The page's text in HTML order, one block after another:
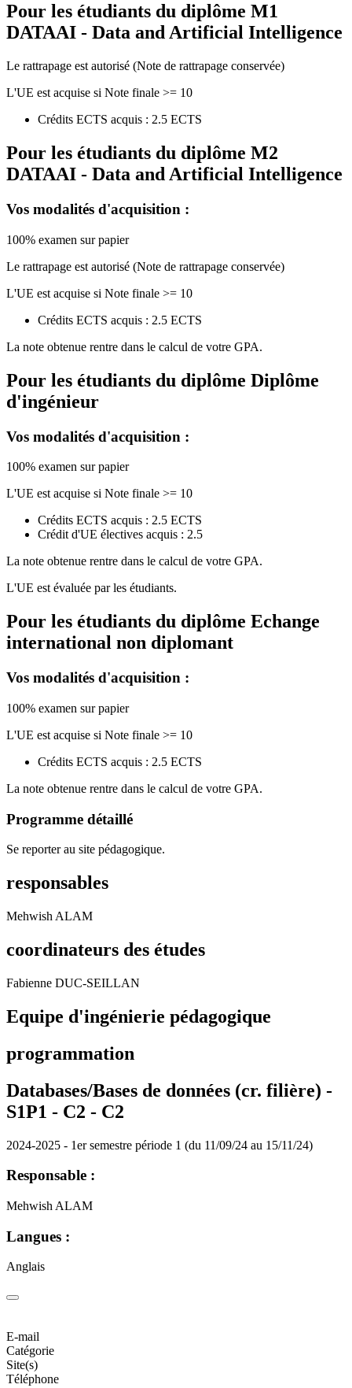
Pour les étudiants du diplôme M1
DATAAI - Data and Artificial Intelligence
Le rattrapage est autorisé (Note de rattrapage conservée)
L'UE est acquise si Note finale >= 10
Crédits ECTS acquis : 2.5 ECTS
Pour les étudiants du diplôme M2
DATAAI - Data and Artificial Intelligence
Vos modalités d'acquisition :
100% examen sur papier
Le rattrapage est autorisé (Note de rattrapage conservée)
L'UE est acquise si Note finale >= 10
Crédits ECTS acquis : 2.5 ECTS
La note obtenue rentre dans le calcul de votre GPA.
Pour les étudiants du diplôme Diplôme
d'ingénieur
Vos modalités d'acquisition :
100% examen sur papier
L'UE est acquise si Note finale >= 10
Crédits ECTS acquis : 2.5 ECTS
Crédit d'UE électives acquis : 2.5
La note obtenue rentre dans le calcul de votre GPA.
L'UE est évaluée par les étudiants.
Pour les étudiants du diplôme Echange
international non diplomant
Vos modalités d'acquisition :
100% examen sur papier
L'UE est acquise si Note finale >= 10
Crédits ECTS acquis : 2.5 ECTS
La note obtenue rentre dans le calcul de votre GPA.
Programme détaillé
Se reporter au site pédagogique.
responsables
Mehwish ALAM
coordinateurs des études
Fabienne DUC-SEILLAN
Equipe d'ingénierie pédagogique
programmation
Databases/Bases de données (cr. filière) -
S1P1 - C2 - C2
2024-2025 - 1er semestre période 1 (du 11/09/24 au 15/11/24)
Responsable :
Mehwish ALAM
Langues :
Anglais
E-mail
Catégorie
Site(s)
Téléphone